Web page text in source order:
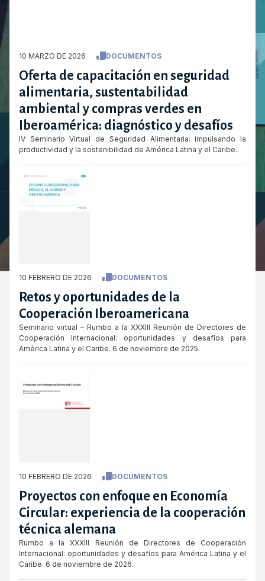
10 MARZO DE 2026 DOCUMENTOS
Oferta de capacitación en seguridad
alimentaria, sustentabilidad
ambiental y compras verdes en
Iberoamérica: diagnóstico y desafíos
IV Seminario Virtual de Seguridad Alimentaria: impulsando la
productividad y la sostenibilidad de América Latina y el Caribe.
10 FEBRERO DE 2026 DOCUMENTOS
Retos y oportunidades de la
Cooperación Iberoamericana
Seminario virtual – Rumbo a la XXXIII Reunión de Directores de
Cooperación Internacional: oportunidades y desafíos para
América Latina y el Caribe. 6 de noviembre de 2025.
10 FEBRERO DE 2026 DOCUMENTOS
Proyectos con enfoque en Economía
Circular: experiencia de la cooperación
técnica alemana
Rumbo a la XXXIII Reunión de Directores de Cooperación
Internacional: oportunidades y desafíos para América Latina y el
Caribe. 6 de noviembre de 2026.